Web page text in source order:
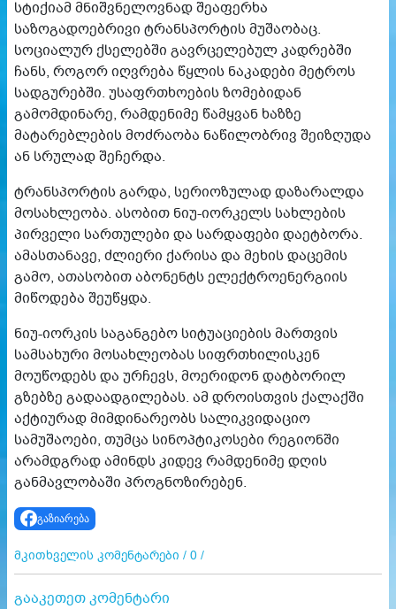
სტიქიამ მნიშვნელოვნად შეაფერხა
საზოგადოებრივი ტრანსპორტის მუშაობაც.
სოციალურ ქსელებში გავრცელებულ კადრებში
ჩანს, როგორ იღვრება წყლის ნაკადები მეტროს
სადგურებში. უსაფრთხოების ზომებიდან
გამომდინარე, რამდენიმე წამყვან ხაზზე
მატარებლების მოძრაობა ნაწილობრივ შეიზღუდა
ან სრულად შეჩერდა.
ტრანსპორტის გარდა, სერიოზულად დაზარალდა
მოსახლეობა. ასობით ნიუ-იორკელს სახლების
პირველი სართულები და სარდაფები დაეტბორა.
ამასთანავე, ძლიერი ქარისა და მეხის დაცემის
გამო, ათასობით აბონენტს ელექტროენერგიის
მიწოდება შეუწყდა.
ნიუ-იორკის საგანგებო სიტუაციების მართვის
სამსახური მოსახლეობას სიფრთხილისკენ
მოუწოდებს და ურჩევს, მოერიდონ დატბორილ
გზებზე გადაადგილებას. ამ დროისთვის ქალაქში
აქტიურად მიმდინარეობს სალიკვიდაციო
სამუშაოები, თუმცა სინოპტიკოსები რეგიონში
არამდგრად ამინდს კიდევ რამდენიმე დღის
განმავლობაში პროგნოზირებენ.
გაზიარება
მკითხველის კომენტარები / 0 /
გააკეთეთ კომენტარი